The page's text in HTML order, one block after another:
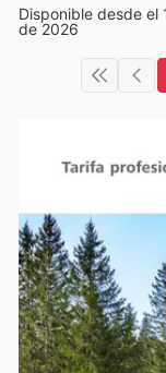
Disponible desde
de 2026